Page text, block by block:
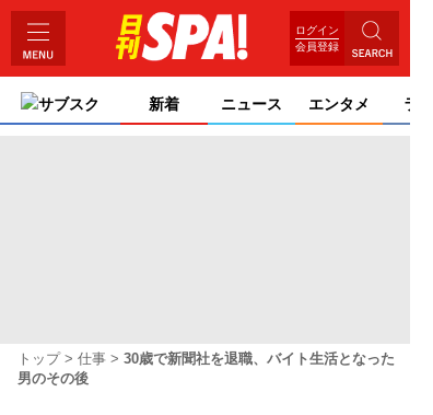
ログイン
会員登録
サブスク 新着 ニュース エンタメ ライ
トップ 仕事
30歳で新聞社を退職、バイト生活となった
男のその後